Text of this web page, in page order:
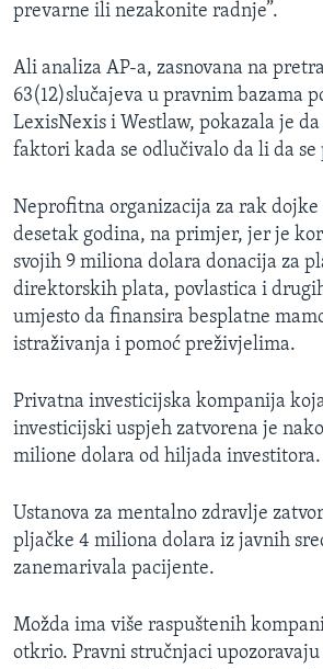
prevarne ili nezakonite radnje”.
Ali analiza AP-a, zasnovana na
63(12)slučajeva u pravnim bazama
LexisNexis i Westlaw, pokazala je
faktori kada se odlučivalo da li da se
Neprofitna organizacija za rak
desetak godina, na primjer, jer je
svojih 9 miliona dolara donacija za
direktorskih plata, povlastica i
umjesto da finansira besplatne
istraživanja i pomoć preživjelima.
Privatna investicijska kompanija
investicijski uspjeh zatvorena je
milione dolara od hiljada investitora.
Ustanova za mentalno zdravlje
pljačke 4 miliona dolara iz javnih
zanemarivala pacijente.
Možda ima više raspuštenih
otkrio. Pravni stručnjaci upozoravaju